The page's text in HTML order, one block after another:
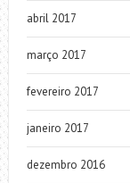
abril 2017
março 2017
fevereiro 2017
janeiro 2017
dezembro 2016